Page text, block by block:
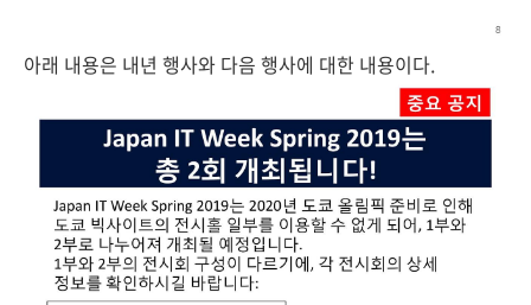
아래 내용은 내년 행사와 다음 행사에 대한 내용이다.